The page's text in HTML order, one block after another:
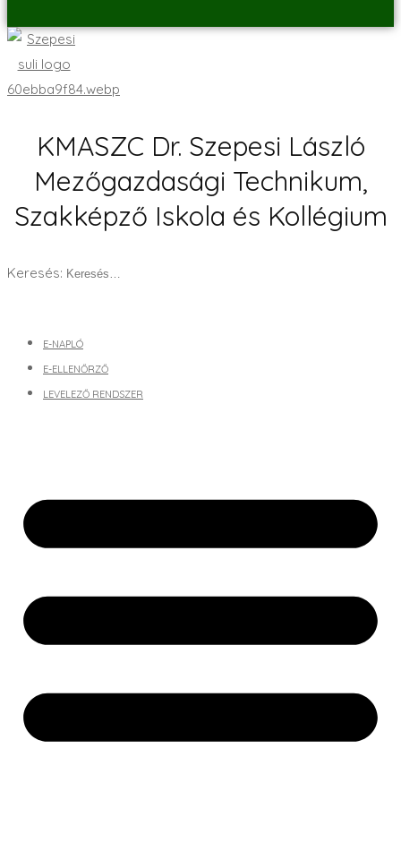
KMASZC Dr. Szepesi László
Mezőgazdasági Technikum,
Szakképző Iskola és Kollégium
Keresés:
E-NAPLÓ
E-ELLENŐRZŐ
LEVELEZŐ RENDSZER